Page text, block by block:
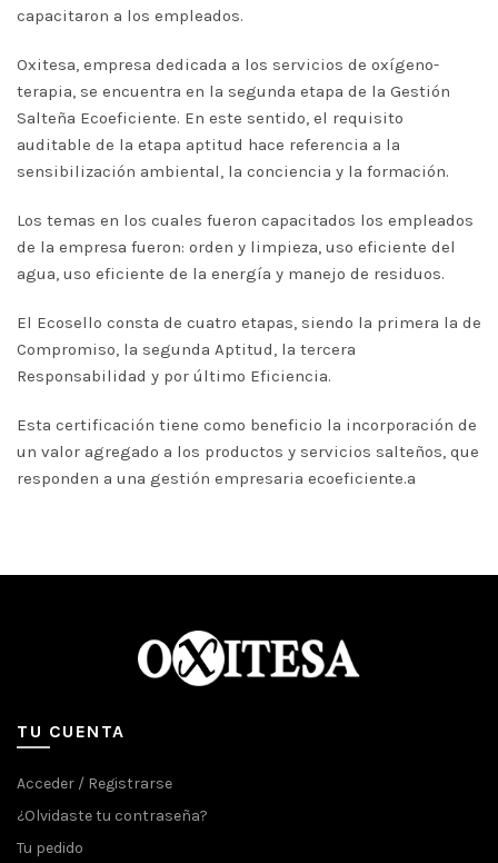
capacitaron a los empleados.
Oxitesa, empresa dedicada a los servicios de oxígeno-
terapia, se encuentra en la segunda etapa de la Gestión
Salteña Ecoeficiente. En este sentido, el requisito
auditable de la etapa aptitud hace referencia a la
sensibilización ambiental, la conciencia y la formación.
Los temas en los cuales fueron capacitados los empleados
de la empresa fueron: orden y limpieza, uso eficiente del
agua, uso eficiente de la energía y manejo de residuos.
El Ecosello consta de cuatro etapas, siendo la primera la de
Compromiso, la segunda Aptitud, la tercera
Responsabilidad y por último Eficiencia.
Esta certificación tiene como beneficio la incorporación de
un valor agregado a los productos y servicios salteños, que
responden a una gestión empresaria ecoeficiente.a
TU CUENTA
Acceder / Registrarse
¿Olvidaste tu contraseña?
Tu pedido